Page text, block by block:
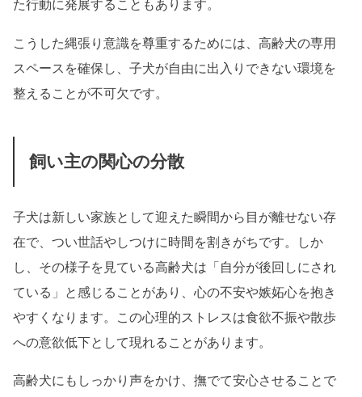
た行動に発展することもあります。
こうした縄張り意識を尊重するためには、高齢犬の専用
スペースを確保し、子犬が自由に出入りできない環境を
整えることが不可欠です。
飼い主の関心の分散
子犬は新しい家族として迎えた瞬間から目が離せない存
在で、つい世話やしつけに時間を割きがちです。しか
し、その様子を見ている高齢犬は「自分が後回しにされ
ている」と感じることがあり、心の不安や嫉妬心を抱き
やすくなります。この心理的ストレスは食欲不振や散歩
への意欲低下として現れることがあります。
高齢犬にもしっかり声をかけ、撫でて安心させることで